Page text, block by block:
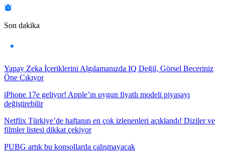
Son dakika
Yapay Zeka İçeriklerini Algılamanızda IQ Değil, Görsel Beceriniz
Öne Çıkıyor
iPhone 17e geliyor! Apple’ın uygun fiyatlı modeli piyasayı
değiştirebilir
Netflix Türkiye’de haftanın en çok izlenenleri açıklandı! Diziler ve
filmler listesi dikkat çekiyor
PUBG artık bu konsollarda çalışmayacak